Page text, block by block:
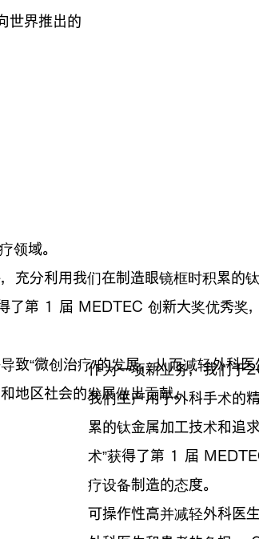
世界推出的
作为一项新业务，我们于
我们生产用于外科手术的
累的钛金属加工技术和追
术”获得了第 1 届
疗设备制造的态度。
可操作性高并减轻外科医
领域。
充分利用我们在制造眼镜框时积累的
了第 1 届 MEDTEC 创新大奖优秀奖
致“微创治疗”的发展，从而减轻外科
地区社会的发展做出贡献。